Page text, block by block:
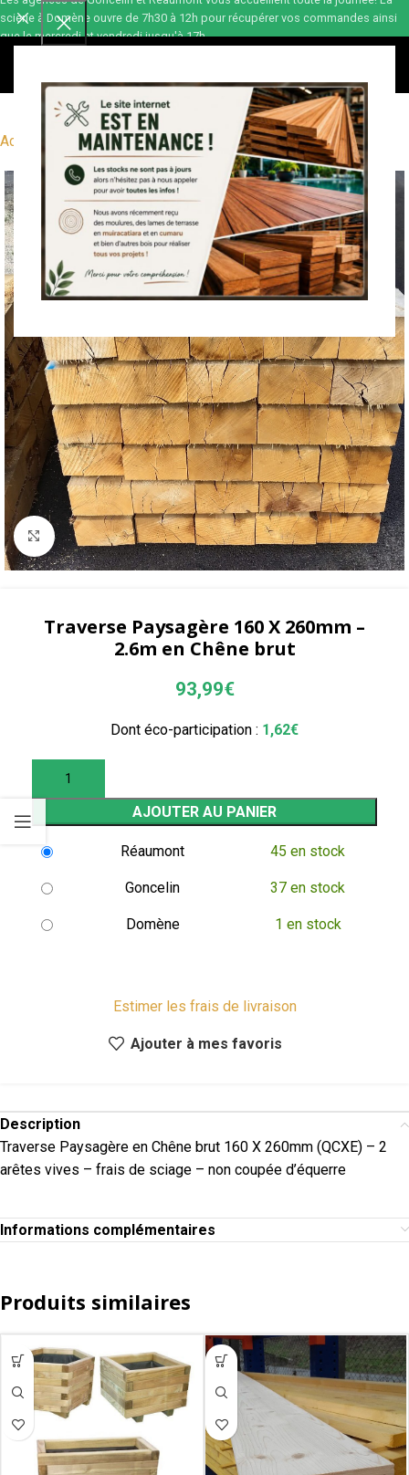
Accueil Bois de construction Sciage Chêne
Agrandir
Traverse Paysagère 160 X 260mm –
2.6m en Chêne brut
93,99€
Dont éco-participation : 1,62€
AJOUTER AU PANIER
Réaumont 45 en stock
Goncelin 37 en stock
Domène 1 en stock
Estimer les frais de livraison
Ajouter à mes favoris
Description
Traverse Paysagère en Chêne brut 160 X 260mm (QCXE) – 2
arêtes vives – frais de sciage – non coupée d’équerre
Informations complémentaires
Produits similaires
scierie à Domène ouvre de 7h30 à 12h pour récupérer vos commandes ainsi
que le mercredi et vendredi jusqu'à 17h.